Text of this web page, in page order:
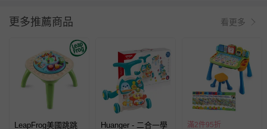
更多推薦商品 看更多
LeapFrog美國跳跳
Huanger - 二合一學
滿2件95折